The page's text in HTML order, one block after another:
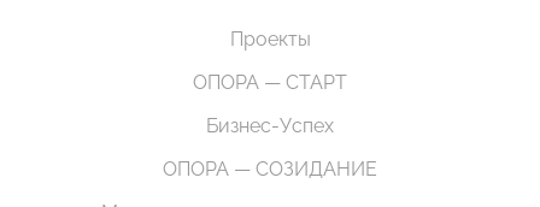
Проекты
ОПОРА — СТАРТ
Бизнес-Успех
ОПОРА — СОЗИДАНИЕ